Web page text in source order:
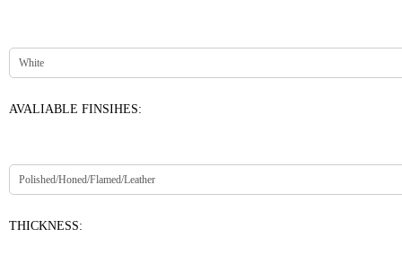
AVALIABLE FINSIHES:
THICKNESS: